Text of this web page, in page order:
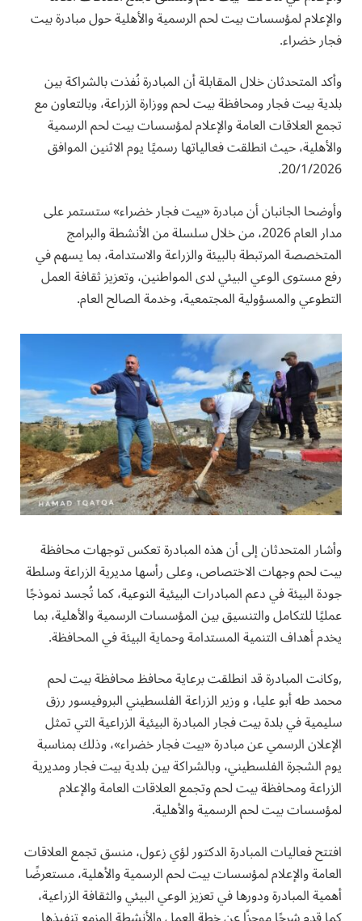
والإعلام لمؤسسات بيت لحم الرسمية والأهلية حول مبادرة بيت
فجار خضراء.
وأكد المتحدثان خلال المقابلة أن المبادرة نُفذت بالشراكة بين
بلدية بيت فجار ومحافظة بيت لحم ووزارة الزراعة، وبالتعاون مع
تجمع العلاقات العامة والإعلام لمؤسسات بيت لحم الرسمية
والأهلية، حيث انطلقت فعالياتها رسميًا يوم الاثنين الموافق
20/1/2026.
وأوضحا الجانبان أن مبادرة «بيت فجار خضراء» ستستمر على
مدار العام 2026، من خلال سلسلة من الأنشطة والبرامج
المتخصصة المرتبطة بالبيئة والزراعة والاستدامة، بما يسهم في
رفع مستوى الوعي البيئي لدى المواطنين، وتعزيز ثقافة العمل
التطوعي والمسؤولية المجتمعية، وخدمة الصالح العام.
وأشار المتحدثان إلى أن هذه المبادرة تعكس توجهات محافظة
بيت لحم وجهات الاختصاص، وعلى رأسها مديرية الزراعة وسلطة
جودة البيئة في دعم المبادرات البيئية النوعية، كما تُجسد نموذجًا
عمليًا للتكامل والتنسيق بين المؤسسات الرسمية والأهلية، بما
يخدم أهداف التنمية المستدامة وحماية البيئة في المحافظة.
,وكانت المبادرة قد انطلقت برعاية محافظ محافظة بيت لحم
محمد طه أبو عليا، و وزير الزراعة الفلسطيني البروفيسور رزق
سليمية في بلدة بيت فجار المبادرة البيئية الزراعية التي تمثل
الإعلان الرسمي عن مبادرة «بيت فجار خضراء»، وذلك بمناسبة
يوم الشجرة الفلسطيني، وبالشراكة بين بلدية بيت فجار ومديرية
الزراعة ومحافظة بيت لحم وتجمع العلاقات العامة والإعلام
لمؤسسات بيت لحم الرسمية والأهلية.
افتتح فعاليات المبادرة الدكتور لؤي زعول، منسق تجمع العلاقات
العامة والإعلام لمؤسسات بيت لحم الرسمية والأهلية، مستعرضًا
أهمية المبادرة ودورها في تعزيز الوعي البيئي والثقافة الزراعية،